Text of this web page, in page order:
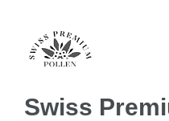
Swiss